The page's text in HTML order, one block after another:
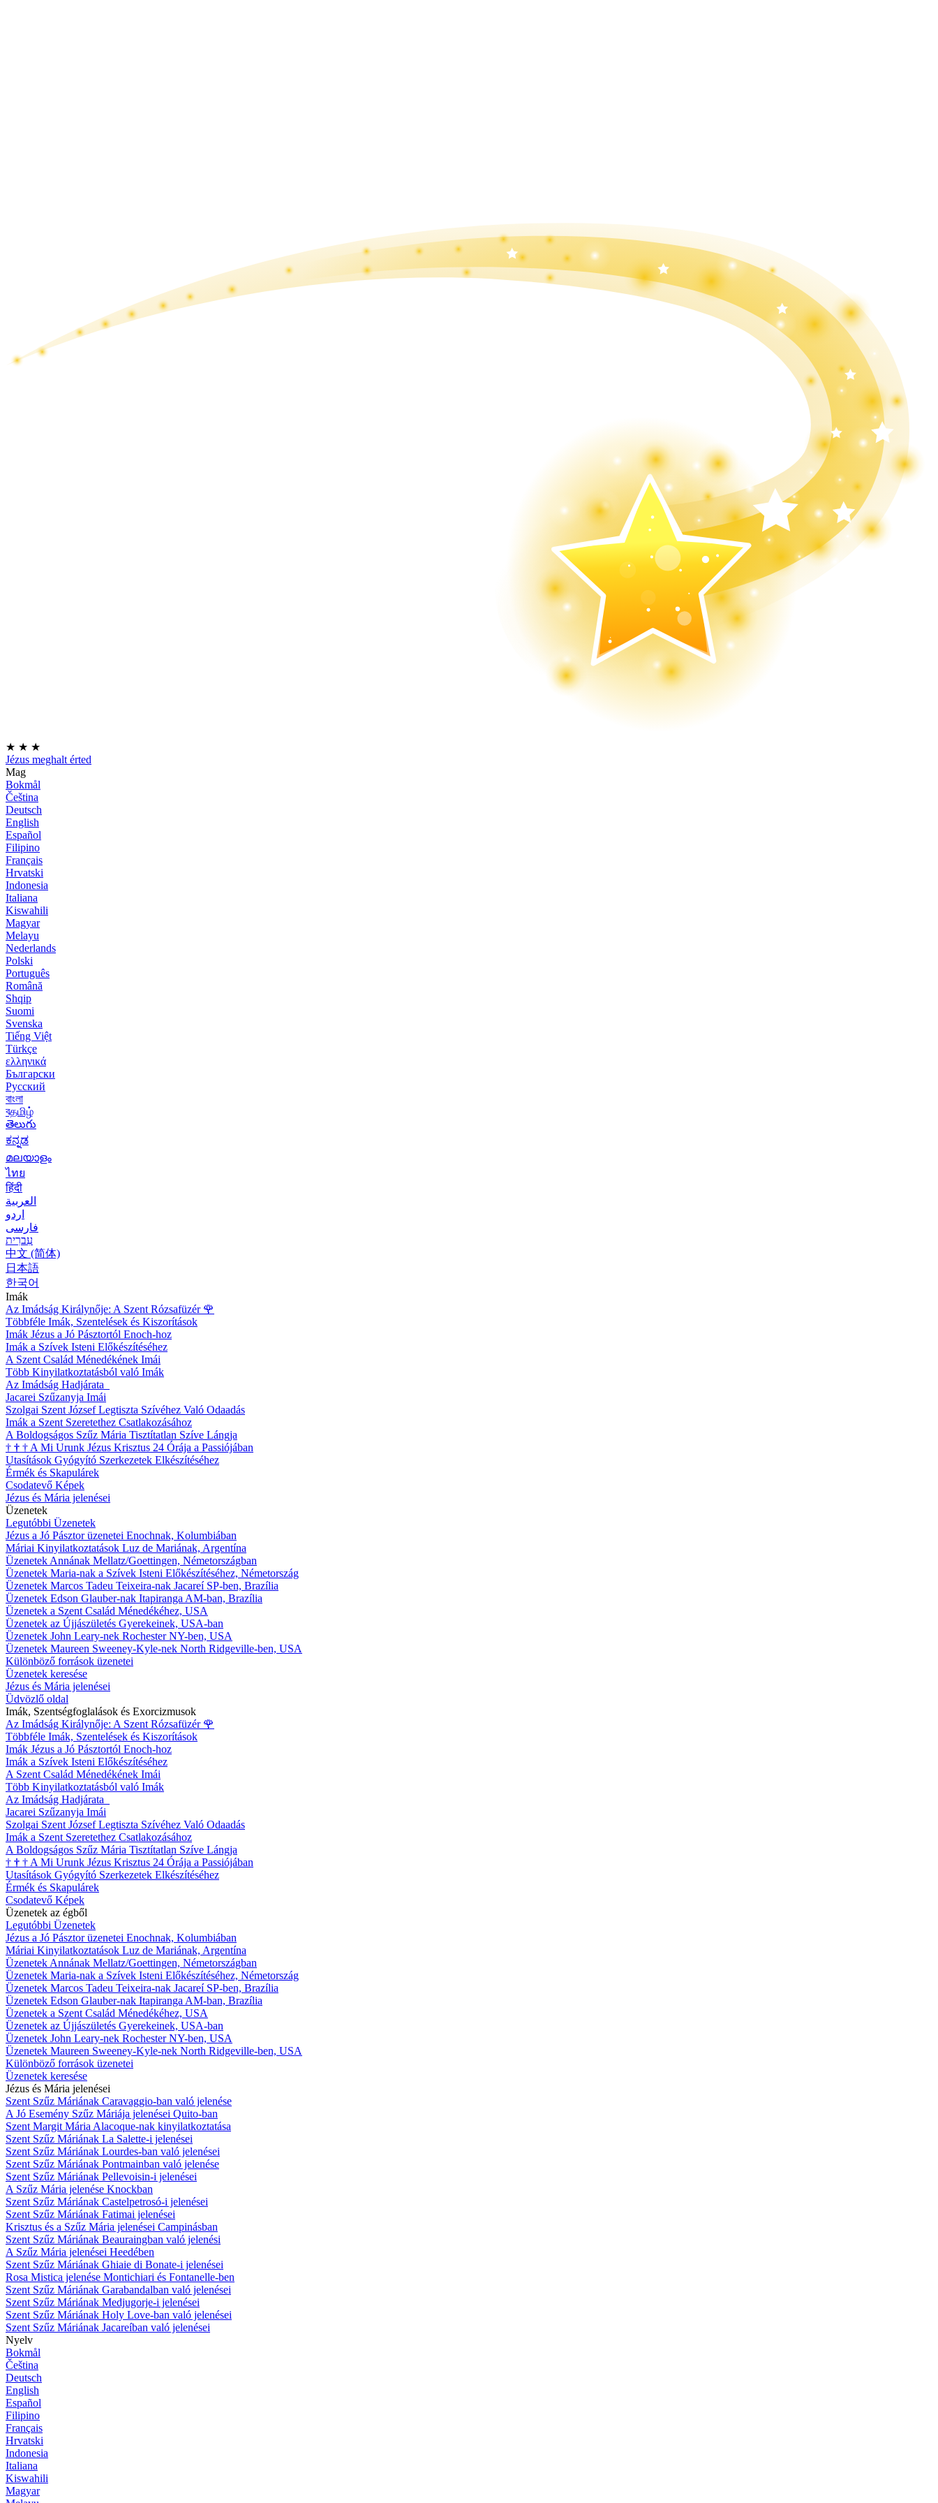
★ ★ ★
Jézus meghalt érted
Mag
Bokmål
Čeština
Deutsch
English
Español
Filipino
Français
Hrvatski
Indonesia
Italiana
Kiswahili
Magyar
Melayu
Nederlands
Polski
Português
Română
Shqip
Suomi
Svenska
Tiếng Việt
Türkçe
ελληνικά
Български
Русский
বাংলা
বதமிழ்
తెలుగు
ಕನ್ನಡ
മലയാളം
ไทย
हिंदी
العربية
اردو
فارسی
עִברִית
中文 (简体)
日本語
한국어
Imák
Az Imádság Királynője: A Szent Rózsafüzér 🌹
Többféle Imák, Szentelések és Kiszorítások
Imák Jézus a Jó Pásztortól Enoch-hoz
Imák a Szívek Isteni Előkészítéséhez
A Szent Család Ménedékének Imái
Több Kinyilatkoztatásból való Imák
Az Imádság Hadjárata
Jacarei Szűzanyja Imái
Szolgai Szent József Legtiszta Szívéhez Való Odaadás
Imák a Szent Szeretethez Csatlakozásához
A Boldogságos Szűz Mária Tisztítatlan Szíve Lángja
† † † A Mi Urunk Jézus Krisztus 24 Órája a Passiójában
Utasítások Gyógyító Szerkezetek Elkészítéséhez
Érmék és Skapulárek
Csodatevő Képek
Jézus és Mária jelenései
Üzenetek
Legutóbbi Üzenetek
Jézus a Jó Pásztor üzenetei Enochnak, Kolumbiában
Máriai Kinyilatkoztatások Luz de Mariának, Argentína
Üzenetek Annának Mellatz/Goettingen, Németországban
Üzenetek Maria-nak a Szívek Isteni Előkészítéséhez, Németország
Üzenetek Marcos Tadeu Teixeira-nak Jacareí SP-ben, Brazília
Üzenetek Edson Glauber-nak Itapiranga AM-ban, Brazília
Üzenetek a Szent Család Ménedékéhez, USA
Üzenetek az Újjászületés Gyerekeinek, USA-ban
Üzenetek John Leary-nek Rochester NY-ben, USA
Üzenetek Maureen Sweeney-Kyle-nek North Ridgeville-ben, USA
Különböző források üzenetei
Üzenetek keresése
Jézus és Mária jelenései
Üdvözlő oldal
Imák, Szentségfoglalások és Exorcizmusok
Az Imádság Királynője: A Szent Rózsafüzér 🌹
Többféle Imák, Szentelések és Kiszorítások
Imák Jézus a Jó Pásztortól Enoch-hoz
Imák a Szívek Isteni Előkészítéséhez
A Szent Család Ménedékének Imái
Több Kinyilatkoztatásból való Imák
Az Imádság Hadjárata
Jacarei Szűzanyja Imái
Szolgai Szent József Legtiszta Szívéhez Való Odaadás
Imák a Szent Szeretethez Csatlakozásához
A Boldogságos Szűz Mária Tisztítatlan Szíve Lángja
† † † A Mi Urunk Jézus Krisztus 24 Órája a Passiójában
Utasítások Gyógyító Szerkezetek Elkészítéséhez
Érmék és Skapulárek
Csodatevő Képek
Üzenetek az égből
Legutóbbi Üzenetek
Jézus a Jó Pásztor üzenetei Enochnak, Kolumbiában
Máriai Kinyilatkoztatások Luz de Mariának, Argentína
Üzenetek Annának Mellatz/Goettingen, Németországban
Üzenetek Maria-nak a Szívek Isteni Előkészítéséhez, Németország
Üzenetek Marcos Tadeu Teixeira-nak Jacareí SP-ben, Brazília
Üzenetek Edson Glauber-nak Itapiranga AM-ban, Brazília
Üzenetek a Szent Család Ménedékéhez, USA
Üzenetek az Újjászületés Gyerekeinek, USA-ban
Üzenetek John Leary-nek Rochester NY-ben, USA
Üzenetek Maureen Sweeney-Kyle-nek North Ridgeville-ben, USA
Különböző források üzenetei
Üzenetek keresése
Jézus és Mária jelenései
Szent Szűz Máriának Caravaggio-ban való jelenése
A Jó Esemény Szűz Máriája jelenései Quito-ban
Szent Margit Mária Alacoque-nak kinyilatkoztatása
Szent Szűz Máriának La Salette-i jelenései
Szent Szűz Máriának Lourdes-ban való jelenései
Szent Szűz Máriának Pontmainban való jelenése
Szent Szűz Máriának Pellevoisin-i jelenései
A Szűz Mária jelenése Knockban
Szent Szűz Máriának Castelpetrosó-i jelenései
Szent Szűz Máriának Fatimai jelenései
Krisztus és a Szűz Mária jelenései Campinásban
Szent Szűz Máriának Beauraingban való jelenési
A Szűz Mária jelenései Heedében
Szent Szűz Máriának Ghiaie di Bonate-i jelenései
Rosa Mistica jelenése Montichiari és Fontanelle-ben
Szent Szűz Máriának Garabandalban való jelenései
Szent Szűz Máriának Medjugorje-i jelenései
Szent Szűz Máriának Holy Love-ban való jelenései
Szent Szűz Máriának Jacareíban való jelenései
Nyelv
Bokmål
Čeština
Deutsch
English
Español
Filipino
Français
Hrvatski
Indonesia
Italiana
Kiswahili
Magyar